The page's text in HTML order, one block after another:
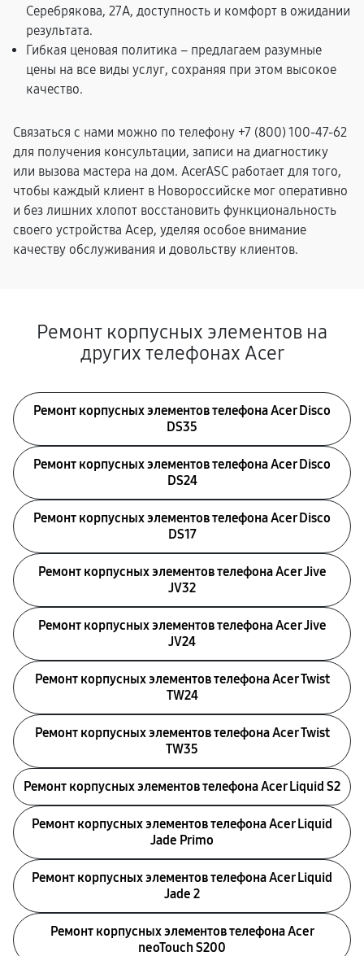
Серебрякова, 27А, доступность и комфорт в ожидании
результата.
Гибкая ценовая политика – предлагаем разумные
цены на все виды услуг, сохраняя при этом высокое
качество.
Связаться с нами можно по телефону +7 (800) 100-47-62
для получения консультации, записи на диагностику
или вызова мастера на дом. AcerASC работает для того,
чтобы каждый клиент в Новороссийске мог оперативно
и без лишних хлопот восстановить функциональность
своего устройства Асер, уделяя особое внимание
качеству обслуживания и довольству клиентов.
Ремонт корпусных элементов на
других телефонах Acer
Ремонт корпусных элементов телефона Acer Disco
DS35
Ремонт корпусных элементов телефона Acer Disco
DS24
Ремонт корпусных элементов телефона Acer Disco
DS17
Ремонт корпусных элементов телефона Acer Jive
JV32
Ремонт корпусных элементов телефона Acer Jive
JV24
Ремонт корпусных элементов телефона Acer Twist
TW24
Ремонт корпусных элементов телефона Acer Twist
TW35
Ремонт корпусных элементов телефона Acer Liquid S2
Ремонт корпусных элементов телефона Acer Liquid
Jade Primo
Ремонт корпусных элементов телефона Acer Liquid
Jade 2
Ремонт корпусных элементов телефона Acer
neoTouch S200